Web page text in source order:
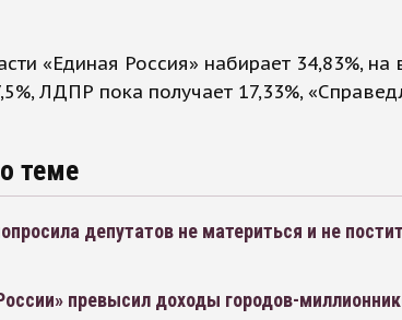
«Единая Россия» набирает 34,83%, на
ЛДПР пока получает 17,33%,
теме
депутатов не материться и не
превысил доходы городов-